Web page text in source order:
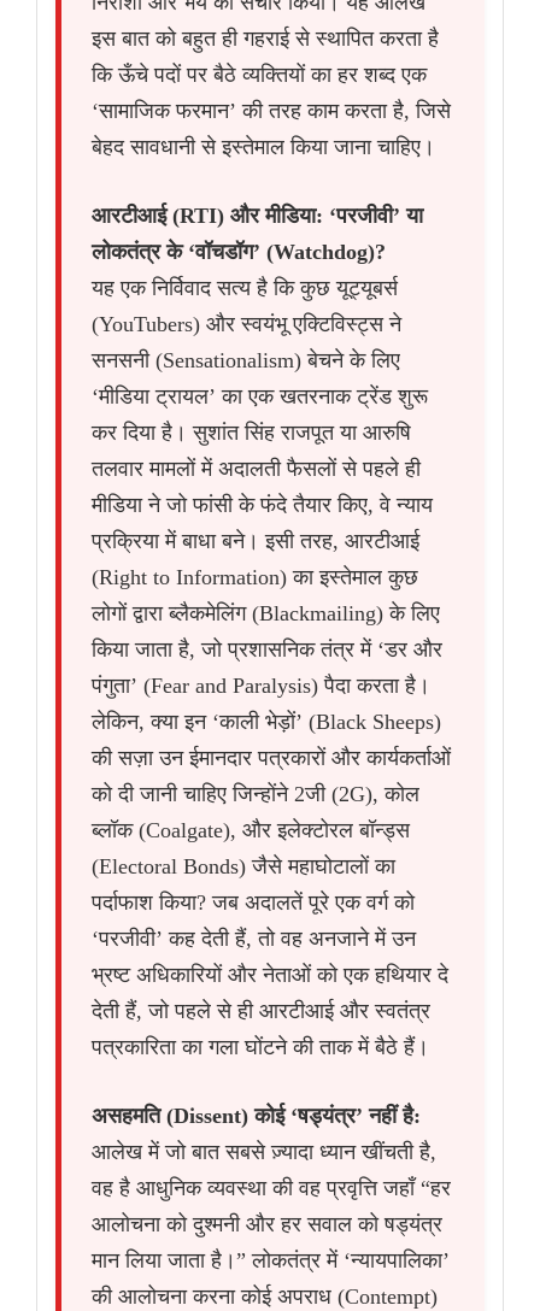
इस बात को बहुत ही गहराई से स्थापित करता है
कि ऊँचे पदों पर बैठे व्यक्तियों का हर शब्द एक
‘सामाजिक फरमान’ की तरह काम करता है, जिसे
बेहद सावधानी से इस्तेमाल किया जाना चाहिए।
आरटीआई (RTI) और मीडिया: ‘परजीवी’ या
लोकतंत्र के ‘वॉचडॉग’ (Watchdog)?
यह एक निर्विवाद सत्य है कि कुछ यूट्यूबर्स
(YouTubers) और स्वयंभू एक्टिविस्ट्स ने
सनसनी (Sensationalism) बेचने के लिए
‘मीडिया ट्रायल’ का एक खतरनाक ट्रेंड शुरू
कर दिया है। सुशांत सिंह राजपूत या आरुषि
तलवार मामलों में अदालती फैसलों से पहले ही
मीडिया ने जो फांसी के फंदे तैयार किए, वे न्याय
प्रक्रिया में बाधा बने। इसी तरह, आरटीआई
(Right to Information) का इस्तेमाल कुछ
लोगों द्वारा ब्लैकमेलिंग (Blackmailing) के लिए
किया जाता है, जो प्रशासनिक तंत्र में ‘डर और
पंगुता’ (Fear and Paralysis) पैदा करता है।
लेकिन, क्या इन ‘काली भेड़ों’ (Black Sheeps)
की सज़ा उन ईमानदार पत्रकारों और कार्यकर्ताओं
को दी जानी चाहिए जिन्होंने 2जी (2G), कोल
ब्लॉक (Coalgate), और इलेक्टोरल बॉन्ड्स
(Electoral Bonds) जैसे महाघोटालों का
पर्दाफाश किया? जब अदालतें पूरे एक वर्ग को
‘परजीवी’ कह देती हैं, तो वह अनजाने में उन
भ्रष्ट अधिकारियों और नेताओं को एक हथियार दे
देती हैं, जो पहले से ही आरटीआई और स्वतंत्र
पत्रकारिता का गला घोंटने की ताक में बैठे हैं।
असहमति (Dissent) कोई ‘षड्यंत्र’ नहीं है:
आलेख में जो बात सबसे ज़्यादा ध्यान खींचती है,
वह है आधुनिक व्यवस्था की वह प्रवृत्ति जहाँ “हर
आलोचना को दुश्मनी और हर सवाल को षड्यंत्र
मान लिया जाता है।” लोकतंत्र में ‘न्यायपालिका’
की आलोचना करना कोई अपराध (Contempt)